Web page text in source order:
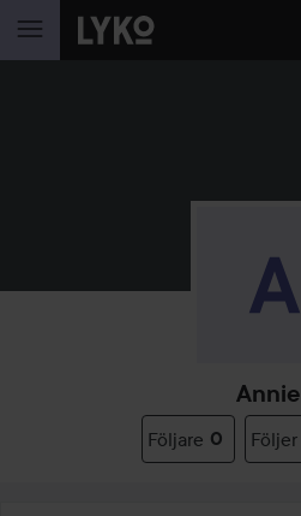
HOPPA TILL INNEHÅLLET
Annie
Följare 0 Följer